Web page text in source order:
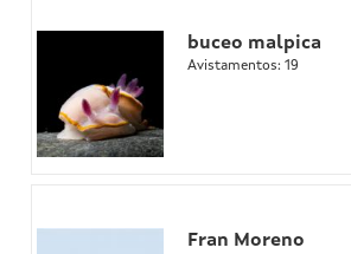
buceo malpica
Avistamentos: 19
Fran Moreno